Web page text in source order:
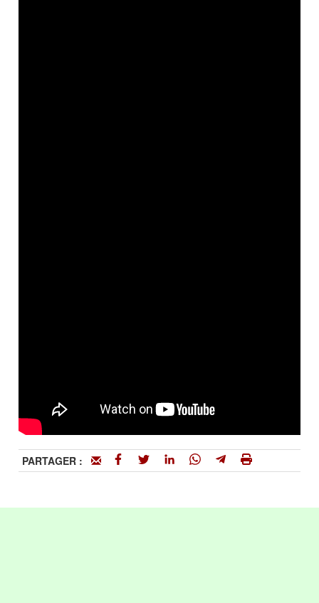
PARTAGER :